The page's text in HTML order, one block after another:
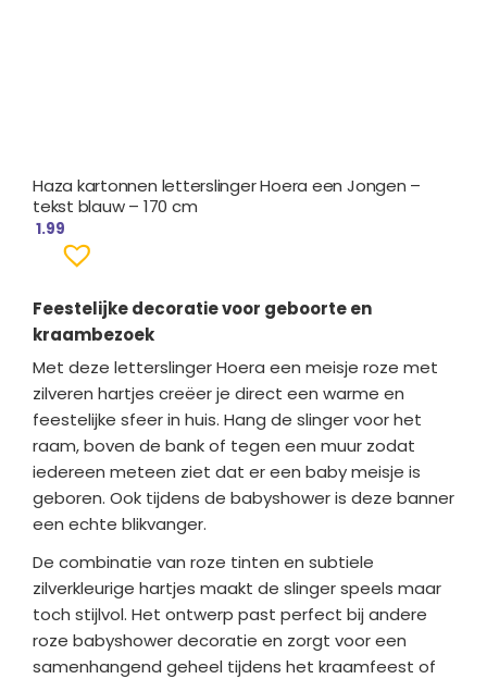
Haza kartonnen letterslinger Hoera een Jongen –
tekst blauw – 170 cm
1.99
Feestelijke decoratie voor geboorte en
kraambezoek
Met deze letterslinger Hoera een meisje roze met
zilveren hartjes creëer je direct een warme en
feestelijke sfeer in huis. Hang de slinger voor het
raam, boven de bank of tegen een muur zodat
iedereen meteen ziet dat er een baby meisje is
geboren. Ook tijdens de babyshower is deze banner
een echte blikvanger.
De combinatie van roze tinten en subtiele
zilverkleurige hartjes maakt de slinger speels maar
toch stijlvol. Het ontwerp past perfect bij andere
roze babyshower decoratie en zorgt voor een
samenhangend geheel tijdens het kraamfeest of